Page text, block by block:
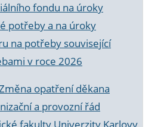
fondu na úroky
potřeby a na úroky
na potřeby související
v roce 2026
opatření děkana
a provozní řád